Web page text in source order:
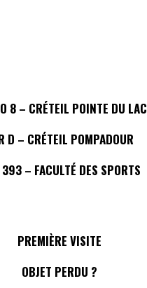
8 – CRÉTEIL POINTE DU LAC
D – CRÉTEIL POMPADOUR
– FACULTÉ DES SPORTS
PREMIÈRE VISITE
OBJET PERDU ?